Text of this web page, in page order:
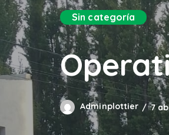
Sin categoría
Adminplottier 7